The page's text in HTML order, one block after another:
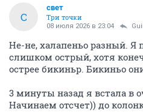
С
свет
Три точки
08 июля 2026 в 23:04
Не-не, халапеньо разный. Я
слишком острый, хотя
острее бикиньр. Бикиньо
3 минуты назад я встала в
Начинаем отсчет)) до